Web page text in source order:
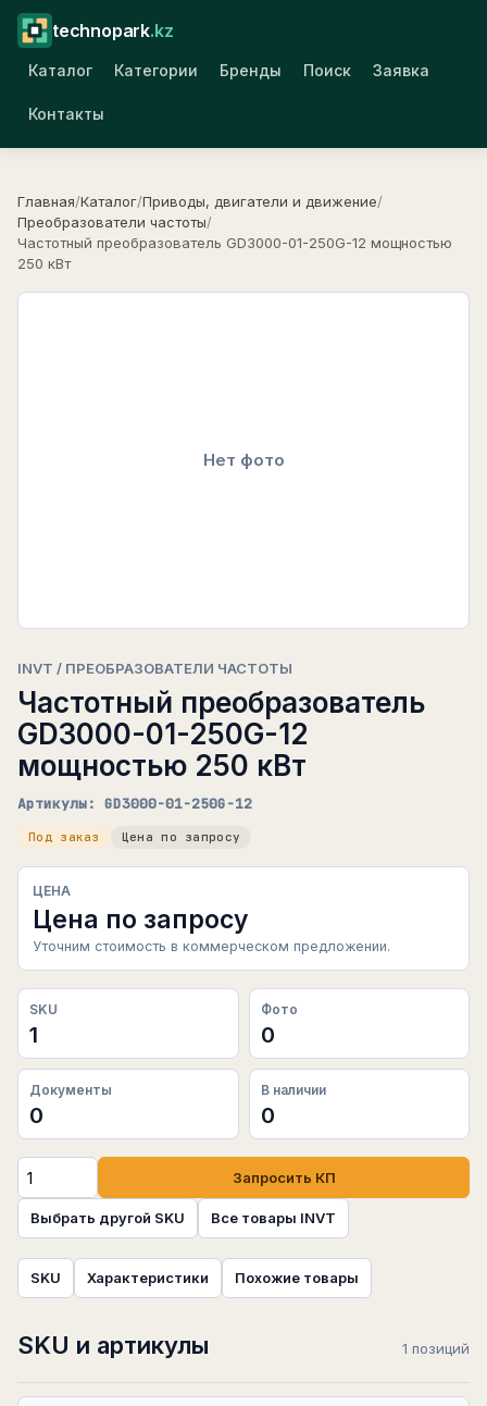
technopark.kz
Каталог Категории Бренды Поиск Заявка
Контакты
Главная/Каталог/Приводы, двигатели и движение/
Преобразователи частоты/
Частотный преобразователь GD3000-01-250G-12 мощностью
250 кВт
Нет фото
INVT / ПРЕОБРАЗОВАТЕЛИ ЧАСТОТЫ
Частотный преобразователь
GD3000-01-250G-12
мощностью 250 кВт
Артикулы: GD3000-01-250G-12
Под заказ Цена по запросу
ЦЕНА
Цена по запросу
Уточним стоимость в коммерческом предложении.
SKU
1
Фото
0
Документы
0
В наличии
0
Запросить КП
Выбрать другой SKU Все товары INVT
SKU Характеристики Похожие товары
SKU и артикулы 1 позиций